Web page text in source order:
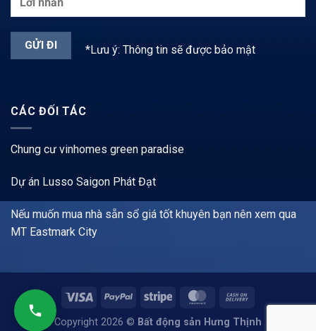
*Lưu ý: Thông tin sẽ được bảo mật
CÁC ĐỐI TÁC
Chung cư vinhomes green paradise
Dự án Lusso Saigon Phát Đạt
Nếu muốn mua nhà sẵn sổ giá tốt khuyên bạn nên xem qua
MT Eastmark City
Copyright 2026 © Bất động sản Hưng Thịnh